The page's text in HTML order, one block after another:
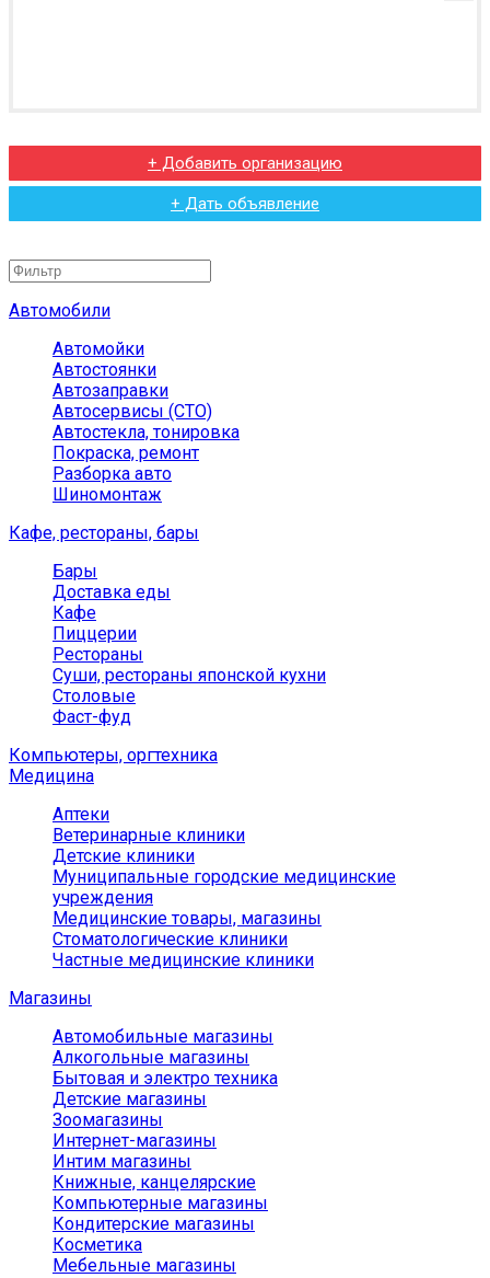
+ Добавить организацию
+ Дать объявление
Автомобили
Автомойки
Автостоянки
Автозаправки
Автосервисы (СТО)
Автостекла, тонировка
Покраска, ремонт
Разборка авто
Шиномонтаж
Кафе, рестораны, бары
Бары
Доставка еды
Кафе
Пиццерии
Рестораны
Суши, рестораны японской кухни
Столовые
Фаст-фуд
Компьютеры, оргтехника
Медицина
Аптеки
Ветеринарные клиники
Детские клиники
Муниципальные городские медицинские
учреждения
Медицинские товары, магазины
Стоматологические клиники
Частные медицинские клиники
Магазины
Автомобильные магазины
Алкогольные магазины
Бытовая и электро техника
Детские магазины
Зоомагазины
Интернет-магазины
Интим магазины
Книжные, канцелярские
Компьютерные магазины
Кондитерские магазины
Косметика
Мебельные магазины